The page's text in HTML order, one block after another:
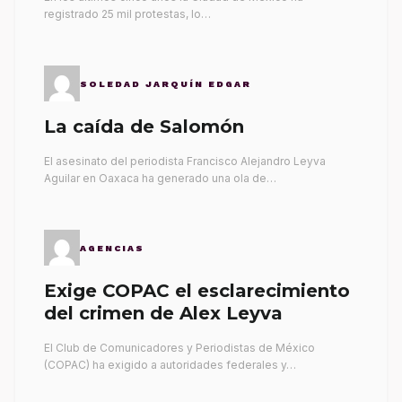
registrado 25 mil protestas, lo…
SOLEDAD JARQUÍN EDGAR
La caída de Salomón
El asesinato del periodista Francisco Alejandro Leyva
Aguilar en Oaxaca ha generado una ola de…
AGENCIAS
Exige COPAC el esclarecimiento
del crimen de Alex Leyva
El Club de Comunicadores y Periodistas de México
(COPAC) ha exigido a autoridades federales y…